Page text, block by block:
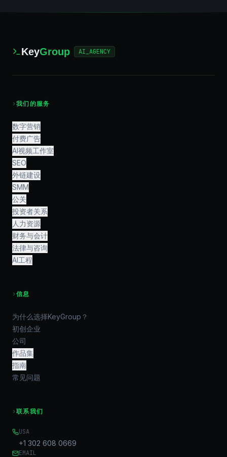
KeyGroup AI_AGENCY
›我们的服务
数字营销
付费广告
AI视频工作室
SEO
外链建设
SMM
公关
投资者关系
人力资源
财务与会计
法律与咨询
AI工程
›信息
为什么选择KeyGroup？
初创企业
公司
作品集
指南
常见问题
›联系我们
USA
+1 302 608 0669
EMAIL